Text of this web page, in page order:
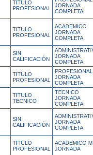
TITULO
PROFESIONAL
JORNADA
COMPLETA
TITULO
PROFESIONAL
ACADEMICO
JORNADA
COMPLETA
SIN
CALIFICACIÓN
JORNADA
COMPLETA
TITULO
PROFESIONAL
PROFESIONAL
JORNADA
COMPLETA
TITULO
TECNICO
TECNICO
JORNADA
COMPLETA
SIN
CALIFICACIÓN
JORNADA
COMPLETA
TITULO
PROFESIONAL
ACADEMICO
JORNADA